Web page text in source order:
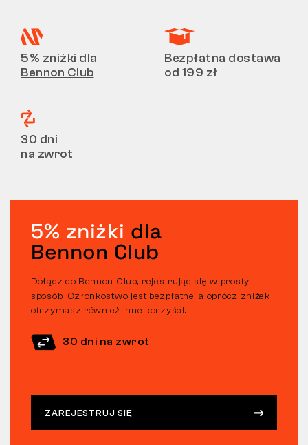
5% zniżki dla
Bennon Club
Bezpłatna dostawa
od 199 zł
30 dni
na zwrot
5% zniżki dla
Bennon Club
Dołącz do Bennon Club, rejestrując się w prosty
sposób. Członkostwo jest bezpłatne, a oprócz zniżek
otrzymasz również inne korzyści.
30 dni na zwrot
ZAREJESTRUJ SIĘ